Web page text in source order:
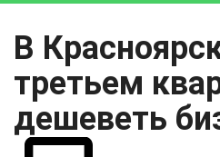
В
третьем
дешеветь